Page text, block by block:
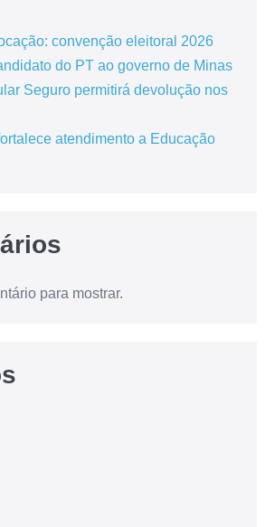
convenção eleitoral 2026
do PT ao governo de Minas
Seguro permitirá devolução nos
atendimento a Educação
para mostrar.